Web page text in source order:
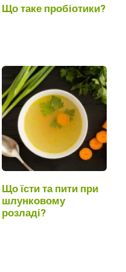
Що таке пробіотики?
Що їсти та пити при
шлунковому
розладі?